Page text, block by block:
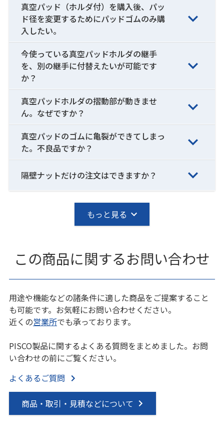
真空パッド（ホルダ付）を購入後、パッ
ド径を変更するためにパッドゴムのみ購
入したい。
今使っている真空パッドホルダの継手
を、別の継手に付替えたいが可能です
か？
真空パッドホルダの摺動部が動きませ
ん。なぜですか？
真空パッドのゴムに亀裂ができてしまっ
た。不良品ですか？
隔壁ナットだけの注文はできますか？
もっと見る
この商品に関するお問い合わせ
用途や機能などの諸条件に適した商品をご提案すること
も可能です。お気軽にお問い合わせください。
近くの営業所でも承っております。
PISCO製品に関するよくある質問をまとめました。お問
い合わせの前にご覧ください。
よくあるご質問
商品・取引・見積などについて